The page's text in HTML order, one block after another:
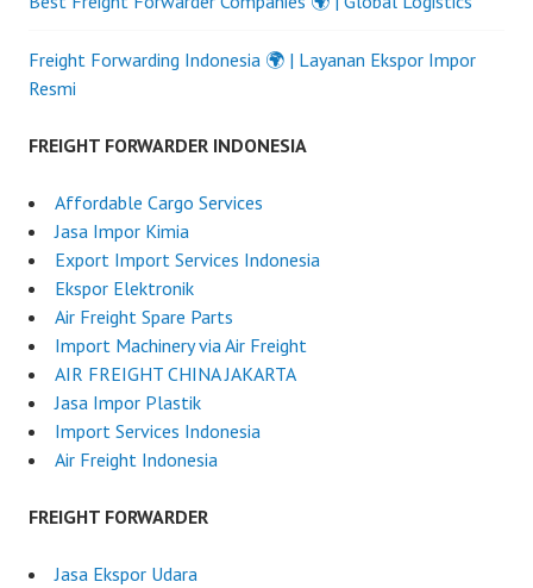
Freight Forwarding Indonesia 🌍 | Layanan Ekspor Impor
Resmi
FREIGHT FORWARDER INDONESIA
Affordable Cargo Services
Jasa Impor Kimia
Export Import Services Indonesia
Ekspor Elektronik
Air Freight Spare Parts
Import Machinery via Air Freight
AIR FREIGHT CHINA JAKARTA
Jasa Impor Plastik
Import Services Indonesia
Air Freight Indonesia
FREIGHT FORWARDER
Jasa Ekspor Udara